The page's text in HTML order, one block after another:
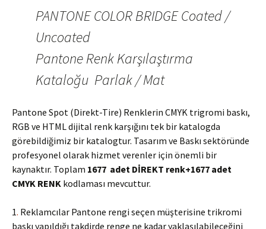
PANTONE COLOR BRIDGE Coated /
Uncoated
Pantone Renk Karşılaştırma
Kataloğu Parlak / Mat
Pantone Spot (Direkt-Tire) Renklerin CMYK trigromi baskı,
RGB ve HTML dijital renk karşığını tek bir katalogda
görebildiğimiz bir katalogtur. Tasarım ve Baskı sektöründe
profesyonel olarak hizmet verenler için önemli bir
kaynaktır. Toplam 1677 adet DİREKT renk+1677 adet
CMYK RENK kodlaması mevcuttur.
1. Reklamcılar Pantone rengi seçen müşterisine trikromi
baskı yapıldığı takdirde renge ne kadar yaklaşılabileceğini